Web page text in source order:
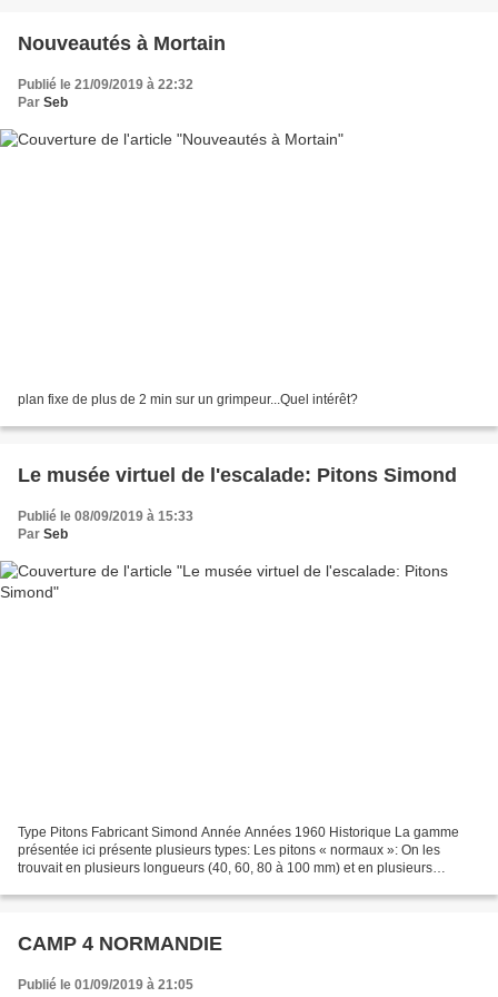
Nouveautés à Mortain
Publié le 21/09/2019 à 22:32
Par Seb
plan fixe de plus de 2 min sur un grimpeur...Quel intérêt?
Le musée virtuel de l'escalade: Pitons Simond
Publié le 08/09/2019 à 15:33
Par Seb
Type Pitons Fabricant Simond Année Années 1960 Historique La gamme
présentée ici présente plusieurs types: Les pitons « normaux »: On les
trouvait en plusieurs longueurs (40, 60, 80 à 100 mm) et en plusieurs
CAMP 4 NORMANDIE
Publié le 01/09/2019 à 21:05